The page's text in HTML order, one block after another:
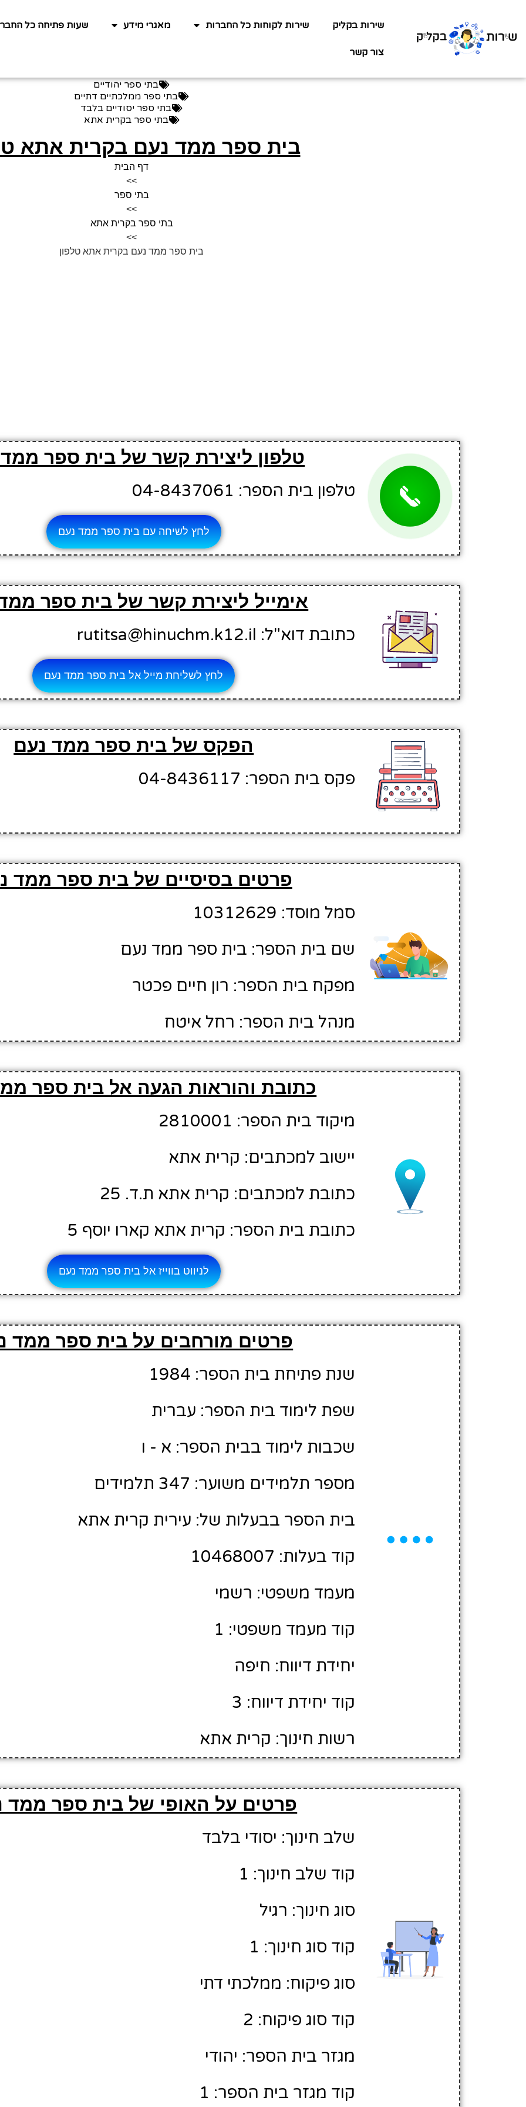
שירות בקליק שירות לקוחות כל החברות מאגרי מידע שעות פתיחה כל
צור קשר
בתי ספר יהודיים
בתי ספר ממלכתיים דתיים
בתי ספר יסודיים בלבד
בתי ספר בקרית אתא
בית ספר ממד נעם בקרית אתא
דף הבית
>>
בתי ספר
>>
בתי ספר בקרית אתא
>>
בית ספר ממד נעם בקרית אתא טלפון
טלפון ליצירת קשר של בית ספר
טלפון בית הספר: 04-8437061
לחץ לשיחה עם בית ספר ממד נעם
אימייל ליצירת קשר של בית ספר
כתובת דוא"ל: rutitsa@hinuchm.k12.il
לחץ לשליחת מייל אל בית ספר ממד נעם
הפקס של בית ספר ממד נעם
פקס בית הספר: 04-8436117
פרטים בסיסיים של בית ספר ממד
סמל מוסד: 10312629
שם בית הספר: בית ספר ממד נעם
מפקח בית הספר: רון חיים פכטר
מנהל בית הספר: רחל איטח
כתובת והוראות הגעה אל בית ספר
מיקוד בית הספר: 2810001
יישוב למכתבים: קרית אתא
כתובת למכתבים: קרית אתא ת.ד. 25
כתובת בית הספר: קרית אתא קארו יוסף 5
לניווט בווייז אל בית ספר ממד נעם
פרטים מורחבים על בית ספר ממד
שנת פתיחת בית הספר: 1984
שפת לימוד בית הספר: עברית
שכבות לימוד בבית הספר: א - ו
מספר תלמידים משוער: 347 תלמידים
בית הספר בבעלות של: עירית קרית אתא
קוד בעלות: 10468007
מעמד משפטי: רשמי
קוד מעמד משפטי: 1
יחידת דיווח: חיפה
קוד יחידת דיווח: 3
רשות חינוך: קרית אתא
פרטים על האופי של בית ספר ממד
שלב חינוך: יסודי בלבד
קוד שלב חינוך: 1
סוג חינוך: רגיל
קוד סוג חינוך: 1
סוג פיקוח: ממלכתי דתי
קוד סוג פיקוח: 2
מגזר בית הספר: יהודי
קוד מגזר בית הספר: 1